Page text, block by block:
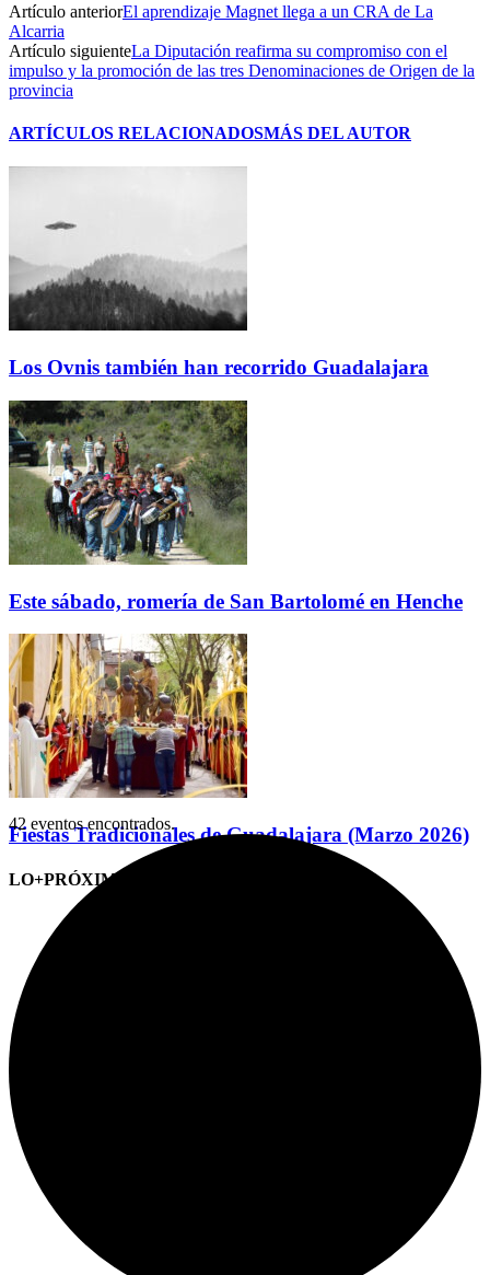
Artículo anteriorEl aprendizaje Magnet llega a un CRA de La
Alcarria
Artículo siguienteLa Diputación reafirma su compromiso con el
impulso y la promoción de las tres Denominaciones de Origen de la
provincia
ARTÍCULOS RELACIONADOSMÁS DEL AUTOR
Los Ovnis también han recorrido Guadalajara
Este sábado, romería de San Bartolomé en Henche
Fiestas Tradicionales de Guadalajara (Marzo 2026)
LO+PRÓXIMO (CITAS)
42 eventos encontrados.